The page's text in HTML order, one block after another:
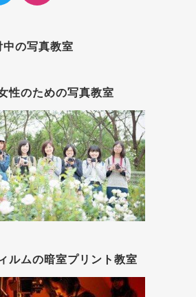
の写真教室
性のための写真教室
ルムの暗室プリント教室